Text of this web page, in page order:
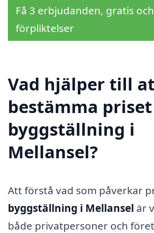
Få 3 erbjudanden, gratis
förpliktelser
Vad hjälper till
bestämma
byggställning i
Mellansel?
Att förstå vad som påverkar
byggställning i Mellansel är
både privatpersoner och